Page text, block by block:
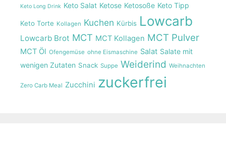
Keto Long Drink Keto Salat Ketose Ketosoße Keto Tipp
Keto Torte Kollagen Kuchen Kürbis Lowcarb
Lowcarb Brot MCT MCT Kollagen MCT Pulver
MCT Öl Ofengemüse ohne Eismaschine Salat Salate mit
wenigen Zutaten Snack Suppe Weiderind Weihnachten
Zero Carb Meal Zucchini zuckerfrei